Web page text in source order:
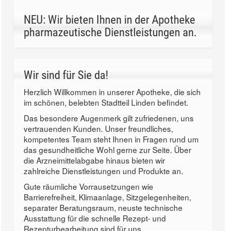
NEU: Wir bieten Ihnen in der Apotheke
pharmazeutische Dienstleistungen an.
Wir sind für Sie da!
Herzlich Willkommen in unserer Apotheke, die sich
im schönen, belebten Stadtteil Linden befindet.
Das besondere Augenmerk gilt zufriedenen, uns
vertrauenden Kunden. Unser freundliches,
kompetentes Team steht Ihnen in Fragen rund um
das gesundheitliche Wohl gerne zur Seite. Über
die Arzneimittelabgabe hinaus bieten wir
zahlreiche Dienstleistungen und Produkte an.
Gute räumliche Vorrausetzungen wie
Barrierefreiheit, Klimaanlage, Sitzgelegenheiten,
separater Beratungsraum, neuste technische
Ausstattung für die schnelle Rezept- und
Rezepturbearbeitung sind für uns